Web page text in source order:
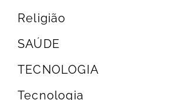
Religião
SAÚDE
TECNOLOGIA
Tecnologia